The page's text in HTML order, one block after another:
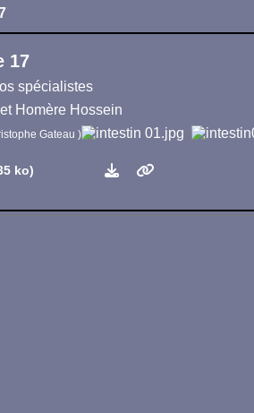
17
spécialistes
Homère Hossein
Gateau )
ko)